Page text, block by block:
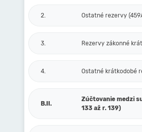
2. Ostatné rezervy
3. Rezervy zákonné
4. Ostatné krátkodobé
B.II.
Zúčtovanie medzi
133 až r. 139)